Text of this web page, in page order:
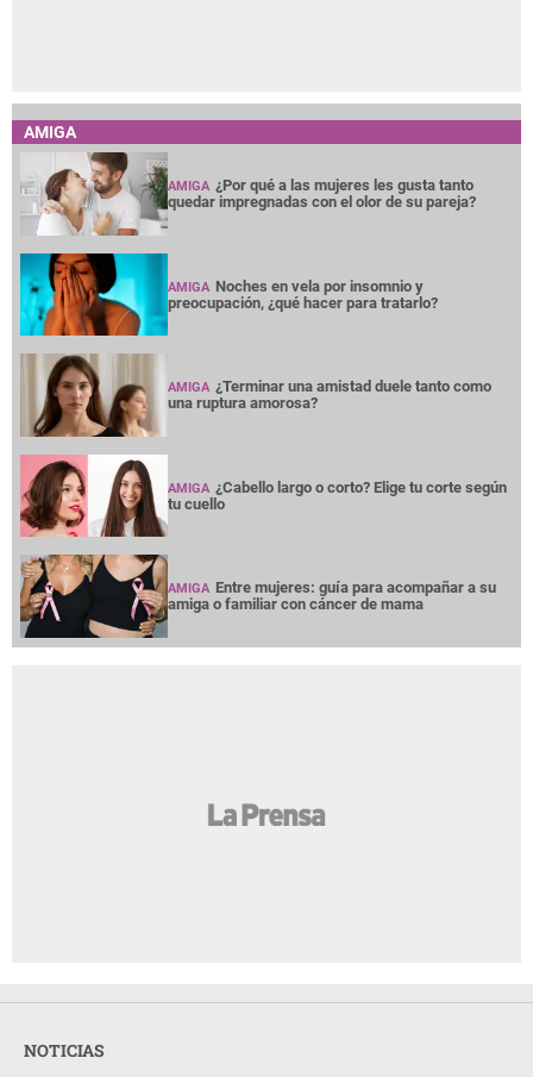
AMIGA
AMIGA ¿Por qué a las mujeres les gusta tanto
quedar impregnadas con el olor de su pareja?
AMIGA Noches en vela por insomnio y
preocupación, ¿qué hacer para tratarlo?
AMIGA ¿Terminar una amistad duele tanto como
una ruptura amorosa?
AMIGA ¿Cabello largo o corto? Elige tu corte según
tu cuello
AMIGA Entre mujeres: guía para acompañar a su
amiga o familiar con cáncer de mama
NOTICIAS